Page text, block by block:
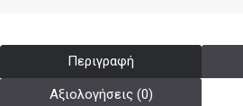
Περιγραφή
Αξιολογήσεις (0)